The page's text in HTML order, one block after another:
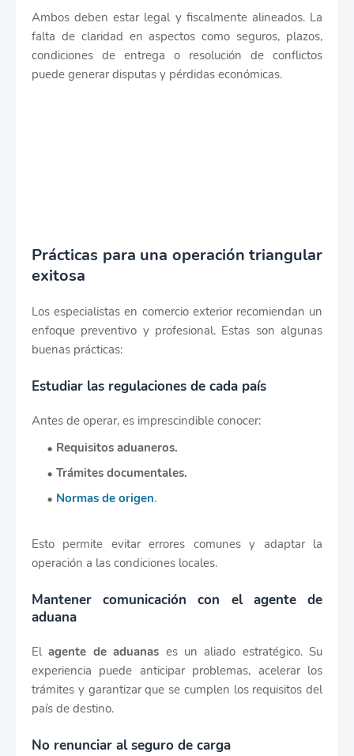
Ambos deben estar legal y fiscalmente alineados. La
falta de claridad en aspectos como seguros, plazos,
condiciones de entrega o resolución de conflictos
puede generar disputas y pérdidas económicas.
Prácticas para una operación triangular
exitosa
Los especialistas en comercio exterior recomiendan un
enfoque preventivo y profesional. Estas son algunas
buenas prácticas:
Estudiar las regulaciones de cada país
Antes de operar, es imprescindible conocer:
Requisitos aduaneros.
Trámites documentales.
Normas de origen.
Esto permite evitar errores comunes y adaptar la
operación a las condiciones locales.
Mantener comunicación con el agente de
aduana
Elagente de aduanas es un aliado estratégico. Su
experiencia puede anticipar problemas, acelerar los
trámites y garantizar que se cumplen los requisitos del
país de destino.
No renunciar al seguro de carga